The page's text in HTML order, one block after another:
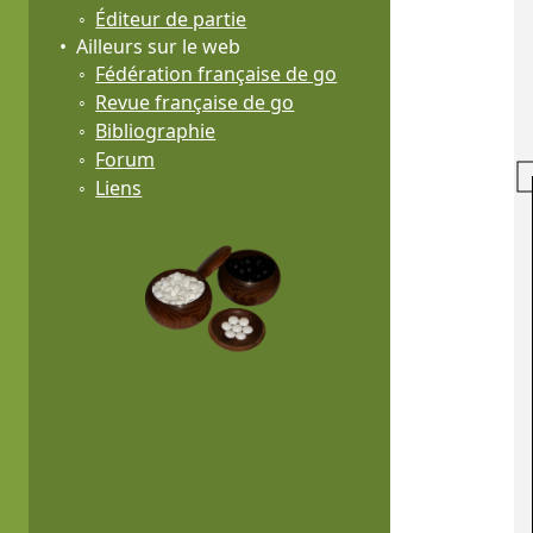
Éditeur de partie
Ailleurs sur le web
Fédération française de go
Revue française de go
Bibliographie
Forum
Liens